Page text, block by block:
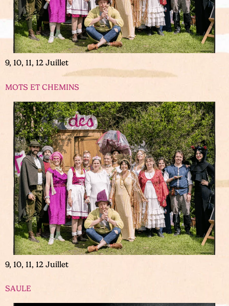
9, 10, 11, 12 Juillet
MOTS ET CHEMINS
9, 10, 11, 12 Juillet
SAULE